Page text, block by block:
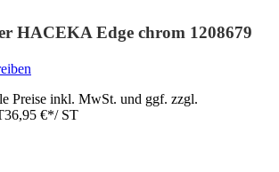
HACEKA Edge chrom 1208679
Preise inkl. MwSt. und ggf. zzgl.
36,95 €*/ ST